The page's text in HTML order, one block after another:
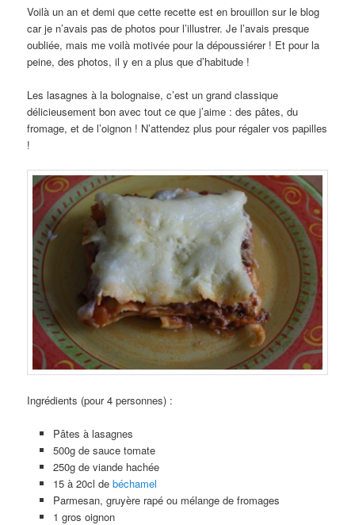
Voilà un an et demi que cette recette est en brouillon sur le blog
car je n’avais pas de photos pour l’illustrer. Je l’avais presque
oubliée, mais me voilà motivée pour la dépoussiérer ! Et pour la
peine, des photos, il y en a plus que d’habitude !
Les lasagnes à la bolognaise, c’est un grand classique
délicieusement bon avec tout ce que j’aime : des pâtes, du
fromage, et de l’oignon ! N’attendez plus pour régaler vos papilles
!
Ingrédients (pour 4 personnes) :
Pâtes à lasagnes
500g de sauce tomate
250g de viande hachée
15 à 20cl de béchamel
Parmesan, gruyère rapé ou mélange de fromages
1 gros oignon